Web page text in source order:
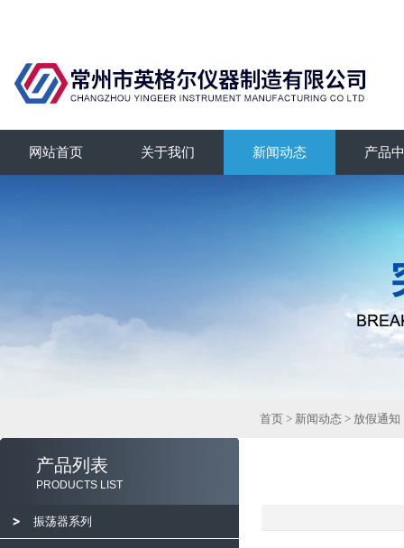
网站首页 关于我们 新闻动态 产品
产品列表
PRODUCTS LIST
振荡器系列
首页 > 新闻动态 > 放假通知